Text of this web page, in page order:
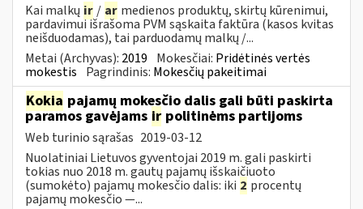
Kai malkų ir / ar medienos produktų, skirtų kūrenimui,
pardavimui išrašoma PVM sąskaita faktūra (kasos kvitas
neišduodamas), tai parduodamų malkų /...
Metai (Archyvas): 2019 Mokesčiai: Pridėtinės vertės
mokestis Pagrindinis: Mokesčių pakeitimai
Kokia pajamų mokesčio dalis gali būti paskirta
paramos gavėjams ir politinėms partijoms
Web turinio sąrašas 2019-03-12
Nuolatiniai Lietuvos gyventojai 2019 m. gali paskirti
tokias nuo 2018 m. gautų pajamų išskaičiuoto
(sumokėto) pajamų mokesčio dalis: iki 2 procentų
pajamų mokesčio —...